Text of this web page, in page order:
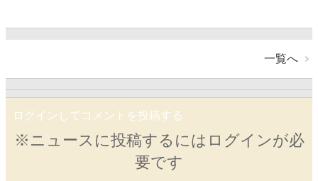
一覧へ
ログインしてコメントを投稿する
※ニュースに投稿するにはログインが必
要です